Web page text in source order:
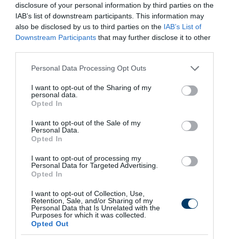
disclosure of your personal information by third parties on the
IAB’s list of downstream participants. This information may
also be disclosed by us to third parties on the IAB’s List of
Downstream Participants that may further disclose it to other
Please note that this website/app uses one or more Google
not limited to your visit or usage behaviour. You may click to
grant or deny consent to Google and its third-party tags to
use your data for below specified purposes in below Google
consent section.
Personal Data Processing Opt Outs
I want to opt-out of the Sharing of my
personal data.
Opted In
I want to opt-out of the Sale of my
Personal Data.
Opted In
I want to opt-out of processing my
Personal Data for Targeted Advertising.
Opted In
I want to opt-out of Collection, Use,
Retention, Sale, and/or Sharing of my
Personal Data that Is Unrelated with the
Purposes for which it was collected.
Opted Out
This Simple Trick Removes All Parasites From
Your Body!
More
16 min
Fungus Dries Up And Falls Off After The First
More